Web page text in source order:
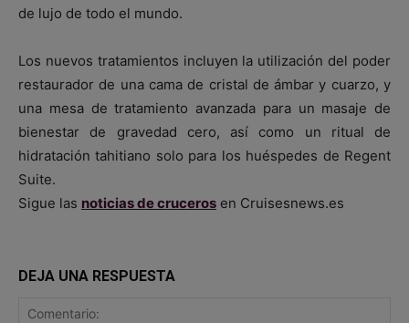
de lujo de todo el mundo.
Los nuevos tratamientos incluyen la utilización del poder
restaurador de una cama de cristal de ámbar y cuarzo, y
una mesa de tratamiento avanzada para un masaje de
bienestar de gravedad cero, así como un ritual de
hidratación tahitiano solo para los huéspedes de Regent
Suite.
Sigue las noticias de cruceros en Cruisesnews.es
DEJA UNA RESPUESTA